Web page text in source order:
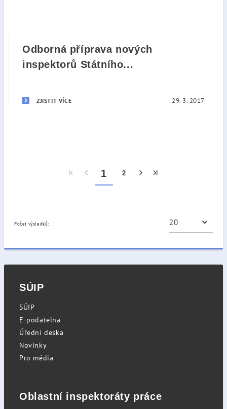
Odborná příprava nových
inspektorů Státního...
ZJISTIT VÍCE 29. 3. 2017
1 2
Počet výsledků:
SÚIP
SÚIP
E-podatelna
Úřední deska
Novinky
Pro média
Oblastní inspektoráty práce